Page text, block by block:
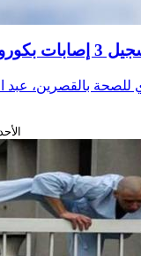
سوريين
للصحة بالقصرين، عبد
الأحد، 12 جويلية،